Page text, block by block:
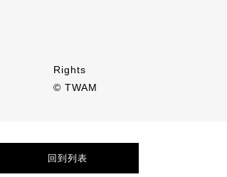
Rights
© TWAM
回到列表